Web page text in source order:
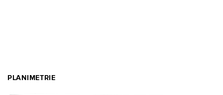
PLANIMETRIE